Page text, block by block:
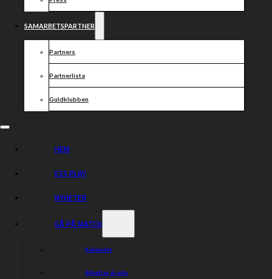
SAMARBETSPARTNER
Partners
Partnerlista
Guldklubben
HEM
ESS PLAY
NYHETER
GÅ PÅ MATCH
Kalender
Biljetter & info
Dela nyheten: